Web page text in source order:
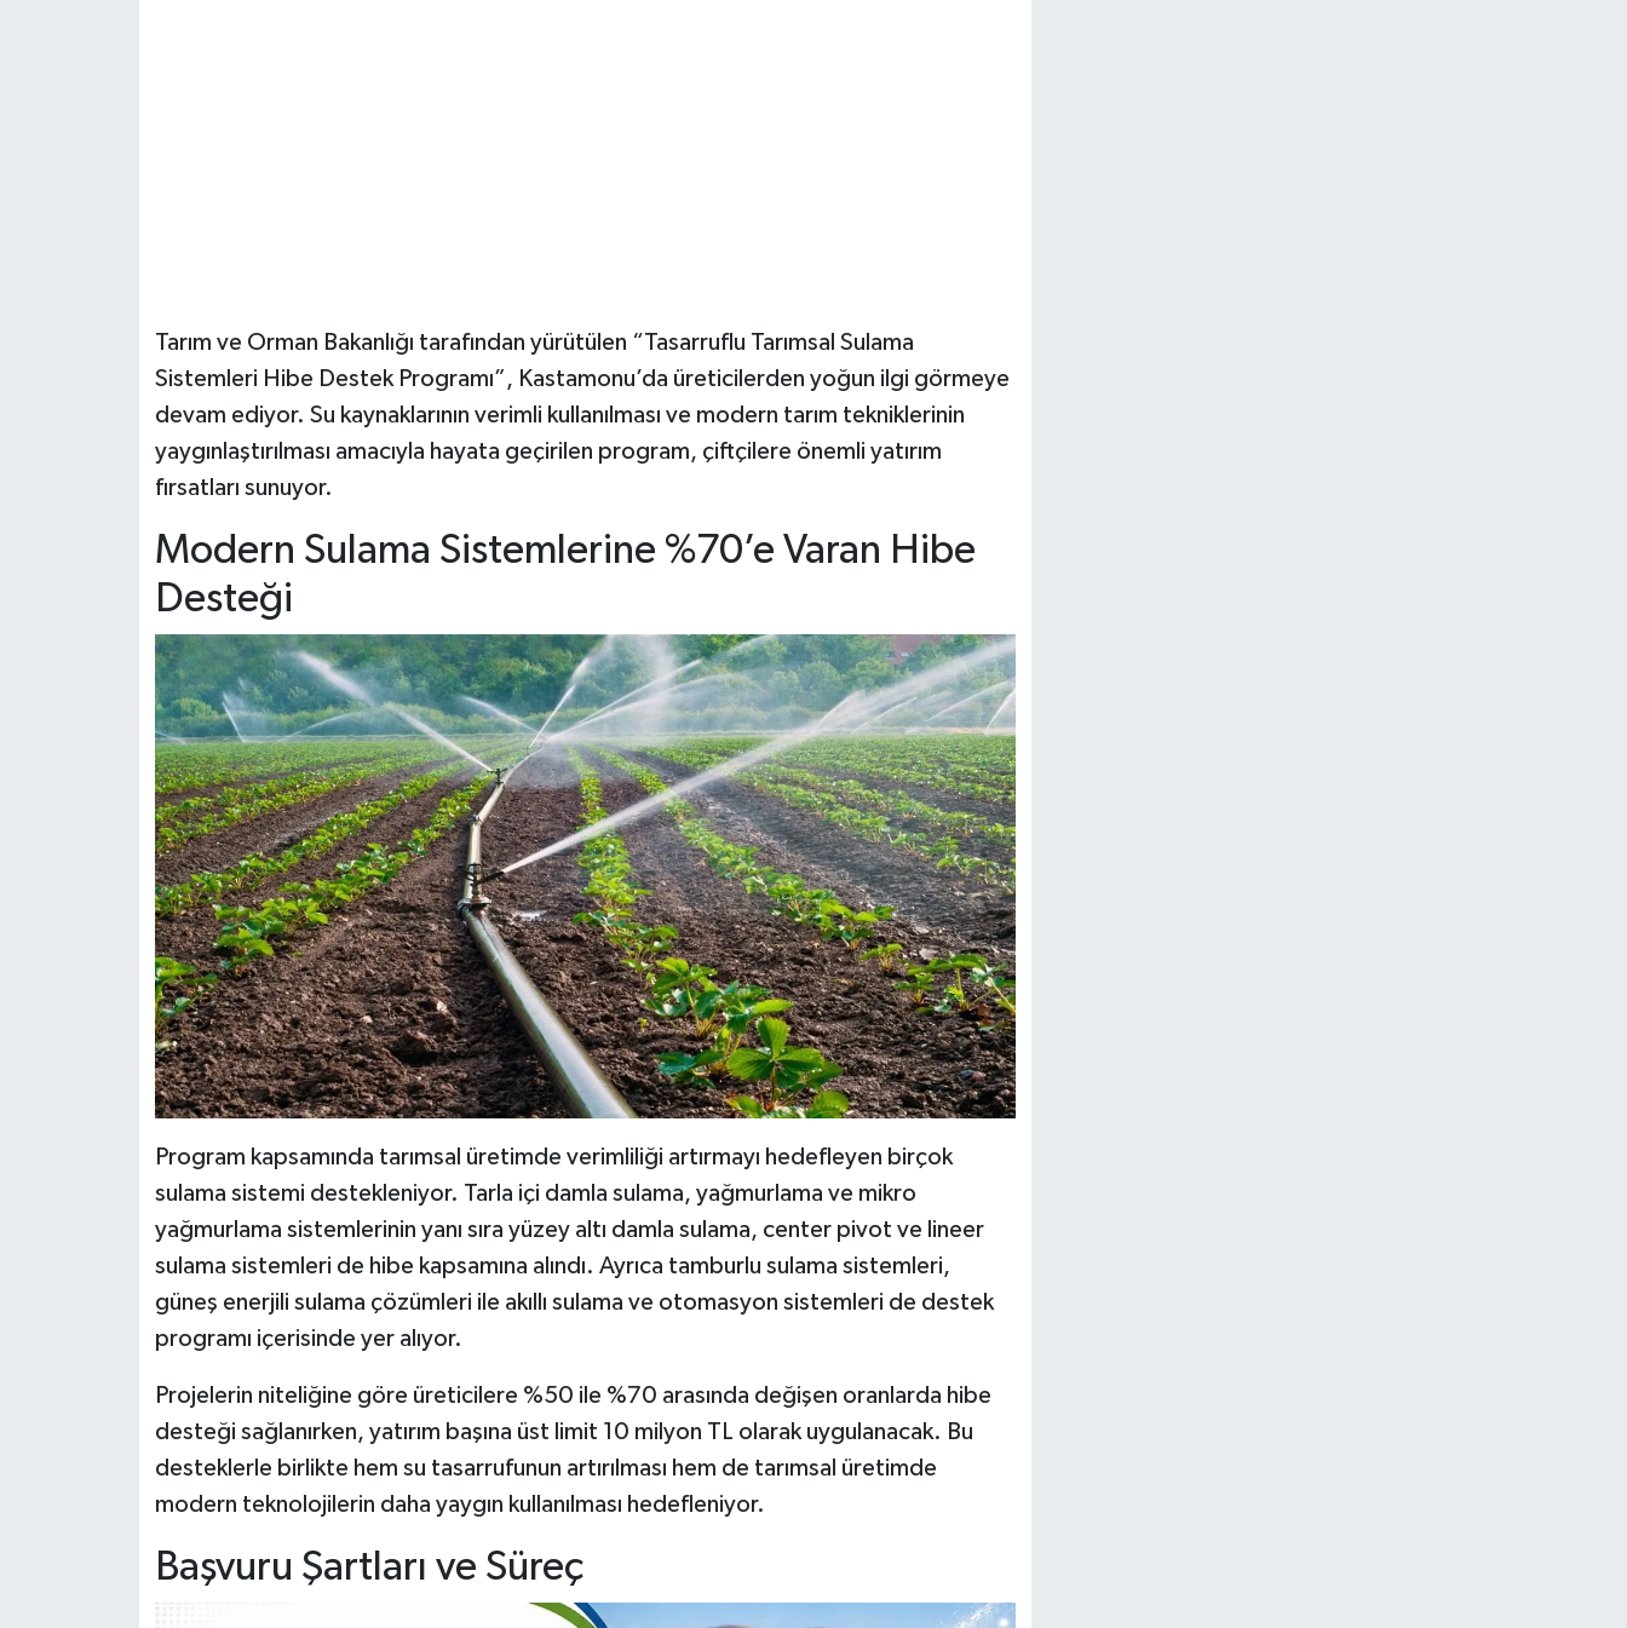
Tarım ve Orman Bakanlığı tarafından yürütülen “Tasarruflu Tarımsal Sulama
Sistemleri Hibe Destek Programı”, Kastamonu’da üreticilerden yoğun ilgi görmeye
devam ediyor. Su kaynaklarının verimli kullanılması ve modern tarım tekniklerinin
yaygınlaştırılması amacıyla hayata geçirilen program, çiftçilere önemli yatırım
fırsatları sunuyor.
Modern Sulama Sistemlerine %70’e Varan Hibe
Desteği
Program kapsamında tarımsal üretimde verimliliği artırmayı hedefleyen birçok
sulama sistemi destekleniyor. Tarla içi damla sulama, yağmurlama ve mikro
yağmurlama sistemlerinin yanı sıra yüzey altı damla sulama, center pivot ve lineer
sulama sistemleri de hibe kapsamına alındı. Ayrıca tamburlu sulama sistemleri,
güneş enerjili sulama çözümleri ile akıllı sulama ve otomasyon sistemleri de destek
programı içerisinde yer alıyor.
Projelerin niteliğine göre üreticilere %50 ile %70 arasında değişen oranlarda hibe
desteği sağlanırken, yatırım başına üst limit 10 milyon TL olarak uygulanacak. Bu
desteklerle birlikte hem su tasarrufunun artırılması hem de tarımsal üretimde
modern teknolojilerin daha yaygın kullanılması hedefleniyor.
Başvuru Şartları ve Süreç
Ulusal Haberler
Teknoloji Haberleri
Siyaset Haberleri
Dünya Haberleri
Yerel Haberler
Haber Arşivi